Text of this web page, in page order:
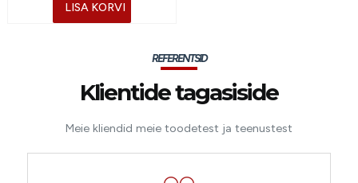
LISA KORVI
REFERENTSID
Klientide tagasiside
Meie kliendid meie toodetest ja teenustest